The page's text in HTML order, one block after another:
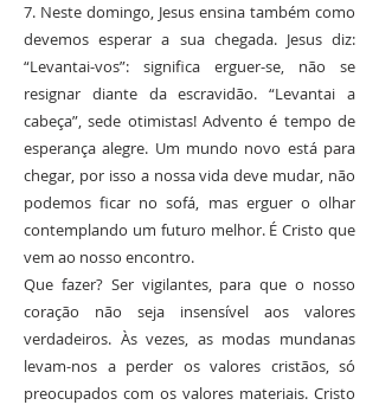
7. Neste domingo, Jesus ensina também como
devemos esperar a sua chegada. Jesus diz:
“Levantai-vos”: significa erguer-se, não se
resignar diante da escravidão. “Levantai a
cabeça”, sede otimistas! Advento é tempo de
esperança alegre. Um mundo novo está para
chegar, por isso a nossa vida deve mudar, não
podemos ficar no sofá, mas erguer o olhar
contemplando um futuro melhor. É Cristo que
vem ao nosso encontro.
Que fazer? Ser vigilantes, para que o nosso
coração não seja insensível aos valores
verdadeiros. Às vezes, as modas mundanas
levam-nos a perder os valores cristãos, só
preocupados com os valores materiais. Cristo